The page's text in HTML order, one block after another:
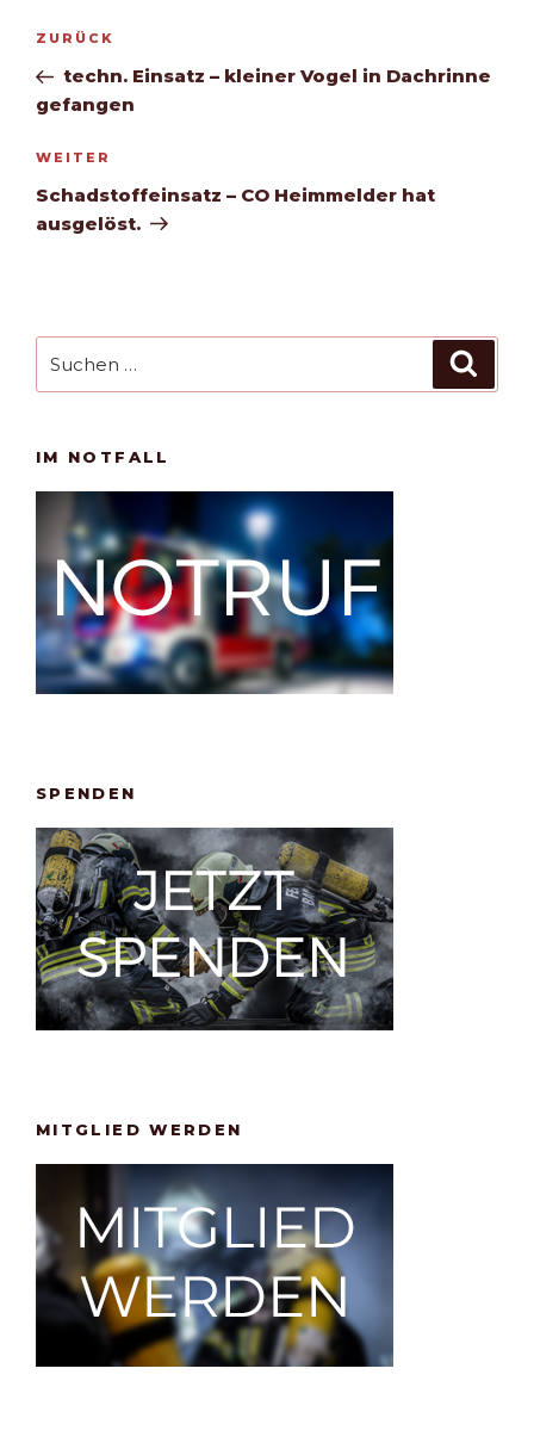
Beitragsnavigation
Vorheriger
Beitrag
ZURÜCK
techn. Einsatz – kleiner Vogel in Dachrinne
gefangen
Nächster
Beitrag
WEITER
Schadstoffeinsatz – CO Heimmelder hat
ausgelöst.
nach:
IM NOTFALL
SPENDEN
MITGLIED WERDEN